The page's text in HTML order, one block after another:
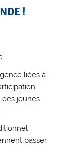
!
liées à
des jeunes
passer